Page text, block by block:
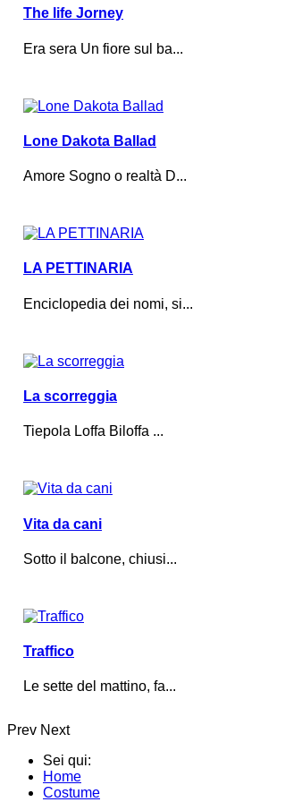
The life Jorney
Era sera Un fiore sul ba...
Lone Dakota Ballad
Amore Sogno o realtà D...
LA PETTINARIA
Enciclopedia dei nomi, si...
La scorreggia
Tiepola Loffa Biloffa ...
Vita da cani
Sotto il balcone, chiusi...
Traffico
Le sette del mattino, fa...
Prev Next
Sei qui:
Home
Costume